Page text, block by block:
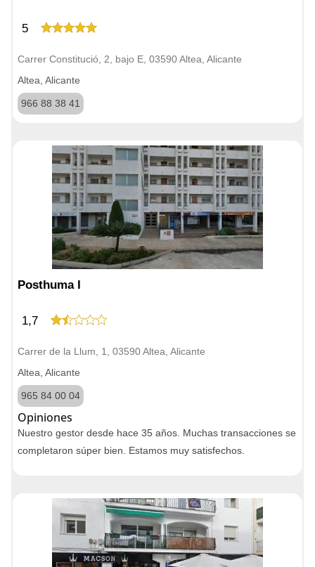
5
Carrer Constitució, 2, bajo E, 03590 Altea, Alicante
Altea, Alicante
966 88 38 41
Posthuma I
1,7
Carrer de la Llum, 1, 03590 Altea, Alicante
Altea, Alicante
965 84 00 04
Opiniones
Nuestro gestor desde hace 35 años. Muchas transacciones se
completaron súper bien. Estamos muy satisfechos.